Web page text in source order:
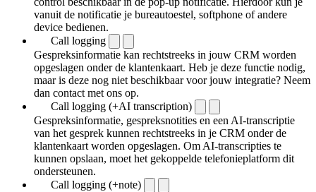
vanuit de notificatie je bureautoestel, softphone of andere
device bedienen.
Call logging
Gespreksinformatie kan rechtstreeks in jouw CRM worden
opgeslagen onder de klantenkaart. Heb je deze functie nodig,
maar is deze nog niet beschikbaar voor jouw integratie? Neem
dan contact met ons op.
Call logging (+AI transcription)
Gespreksinformatie, gespreksnotities en een AI-transcriptie
van het gesprek kunnen rechtstreeks in je CRM onder de
klantenkaart worden opgeslagen. Om AI-transcripties te
kunnen opslaan, moet het gekoppelde telefonieplatform dit
ondersteunen.
Call logging (+note)